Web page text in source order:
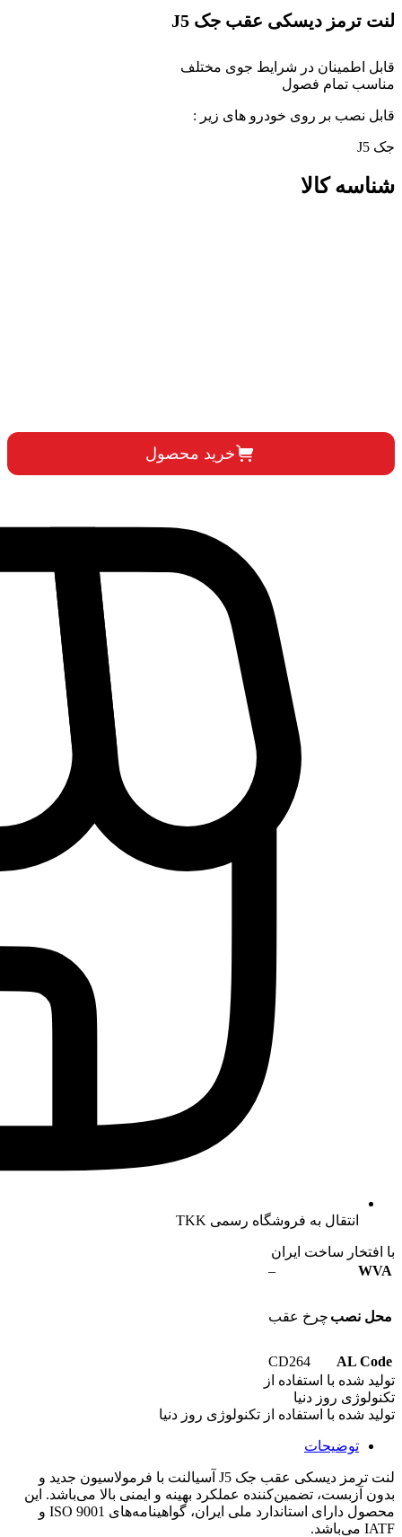
لنت ترمز دیسکی عقب جک J5
قابل اطمینان در شرایط جوی مختلف
مناسب تمام فصول
قابل نصب بر روی خودرو های زیر :
جک J5
شناسه کالا
خرید محصول
انتقال به فروشگاه رسمی TKK
با افتخار ساخت ایران
WVA
–
محل نصب چرخ عقب
AL Code
CD264
تولید شده با استفاده از
تکنولوژی روز دنیا
تولید شده با استفاده از تکنولوژی روز دنیا
توضیحات
لنت ترمز دیسکی عقب جک J5 آسیالنت با فرمولاسیون جدید و
بدون آزبست، تضمین‌کننده عملکرد بهینه و ایمنی بالا می‌باشد. این
محصول دارای استاندارد ملی ایران، گواهینامه‌های ISO 9001 و
IATF می‌باشد.